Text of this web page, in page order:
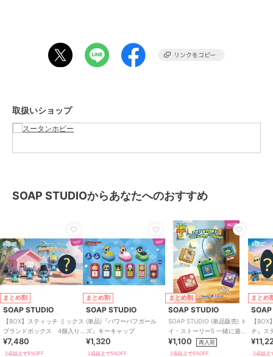
取扱いショップ
SOAP STUDIOからあなたへのおすすめ
まとめ割
SOAP STUDIO
【BOX】スティッチ ミックス
ブランドボックス 4個入り
BOX
¥7,480
2点以上で5%OFF
まとめ割
SOAP STUDIO
(単品)『パワーパフガール
ズ』キーキャップ
¥1,320
2点以上で5%OFF
まとめ割
SOAP STUDIO
SOAP STUDIO (単品販売) ト
イ・ストーリー5 一緒に遊ぼ
う クリッカー ブラインド
¥1,100 再入荷
2点以上で5%OFF
まとめ
【
チ』ス
BOX6
2点以上